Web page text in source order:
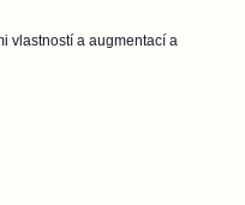
vlastností a augmentací a